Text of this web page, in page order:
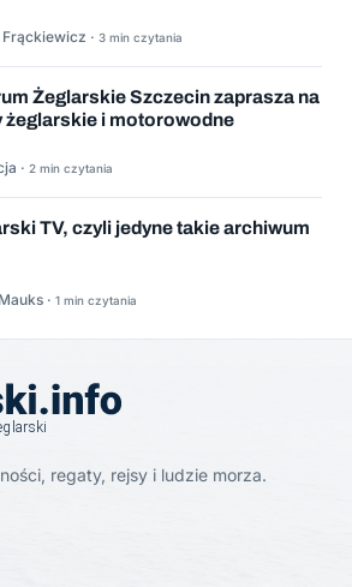
· 3 min czytania
Żeglarskie Szczecin zaprasza na
żeglarskie i motorowodne
· 2 min czytania
TV, czyli jedyne takie archiwum
· 1 min czytania
regaty, rejsy i ludzie morza.